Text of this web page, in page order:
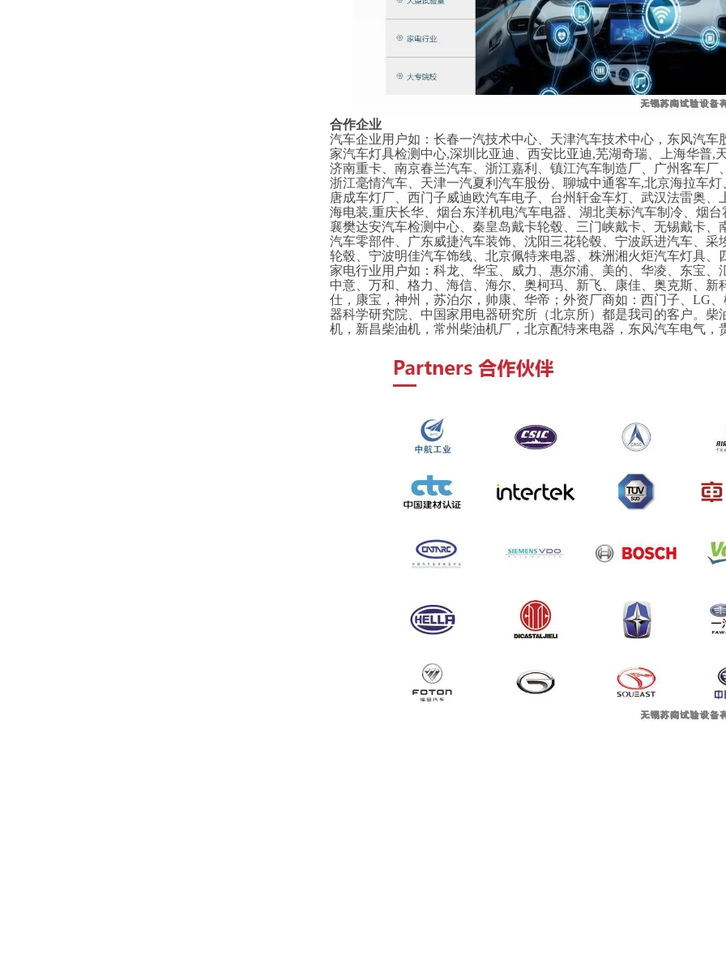
合作企业
汽车企业用户如：长春一汽技术中心、天津汽车技术中心，东风汽
家汽车灯具检测中心,深圳比亚迪、西安比亚迪,芜湖奇瑞、上海华普,
济南重卡、南京春兰汽车、浙江嘉利、镇江汽车制造厂、广州客车
浙江毫情汽车、天津一汽夏利汽车股份、聊城中通客车,北京海拉车
唐成车灯厂、西门子威迪欧汽车电子、台州轩金车灯、武汉法雷奥
海电装,重庆长华、烟台东洋机电汽车电器、湖北美标汽车制冷、烟
襄樊达安汽车检测中心、秦皇岛戴卡轮毂、三门峡戴卡、无锡戴卡
汽车零部件、广东威捷汽车装饰、沈阳三花轮毂、宁波跃进汽车、
轮毂、宁波明佳汽车饰线、北京佩特来电器、株洲湘火炬汽车灯具
家电行业用户如：科龙、华宝、威力、惠尔浦、美的、华凌、东宝
中意、万和、格力、海信、海尔、奥柯玛、新飞、康佳、奥克斯、
仕，康宝，神州，苏泊尔，帅康、华帝；外资厂商如：西门子、LG
器科学研究院、中国家用电器研究所（北京所）都是我司的客户。
机，新昌柴油机，常州柴油机厂，北京配特来电器，东风汽车电气，